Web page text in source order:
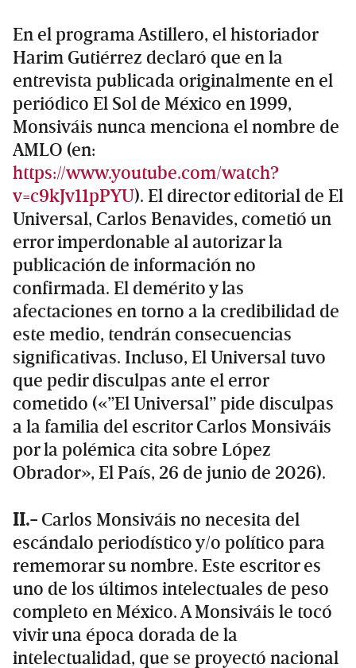
En el programa Astillero, el historiador
Harim Gutiérrez declaró que en la
entrevista publicada originalmente en el
periódico El Sol de México en 1999,
Monsiváis nunca menciona el nombre de
AMLO (en:
https://www.youtube.com/watch?
v=c9kJv11pPYU). El director editorial de El
Universal, Carlos Benavides, cometió un
error imperdonable al autorizar la
publicación de información no
confirmada. El demérito y las
afectaciones en torno a la credibilidad de
este medio, tendrán consecuencias
significativas. Incluso, El Universal tuvo
que pedir disculpas ante el error
cometido («”El Universal” pide disculpas
a la familia del escritor Carlos Monsiváis
por la polémica cita sobre López
Obrador», El País, 26 de junio de 2026).
II.- Carlos Monsiváis no necesita del
escándalo periodístico y/o político para
rememorar su nombre. Este escritor es
uno de los últimos intelectuales de peso
completo en México. A Monsiváis le tocó
vivir una época dorada de la
intelectualidad, que se proyectó nacional